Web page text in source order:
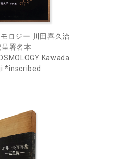
ロジー 川田喜久治
呈署名本
Kawada
*inscribed